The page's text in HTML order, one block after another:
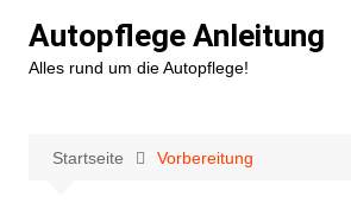
Inhalt
springen
Autopflege Anleitung
Alles rund um die Autopflege!
Startseite Vorbereitung